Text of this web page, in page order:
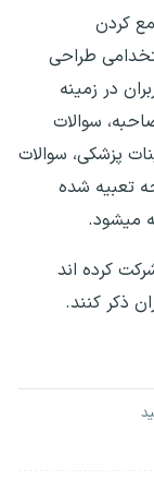
کردن
طراحی
در زمینه
سوالات
پزشکی، سوالات
تعبیه شده
میشود.
کرده اند
ذکر کنند.